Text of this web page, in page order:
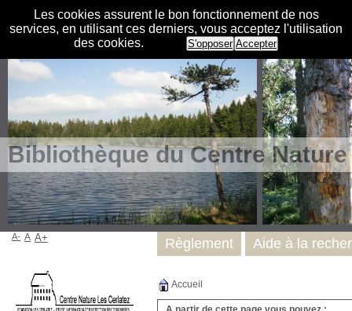
Les cookies assurent le bon fonctionnement de nos
services, en utilisant ces derniers, vous acceptez l'utilisation
des cookies.
S'opposer Accepter
Bibliothèque du Centre
Accueil
Règlement Aide à la
A- A A+